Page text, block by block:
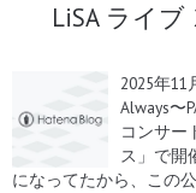
LiSA ライブ
2025年11
Always〜
コンサー
ス」で開
になってたから、この